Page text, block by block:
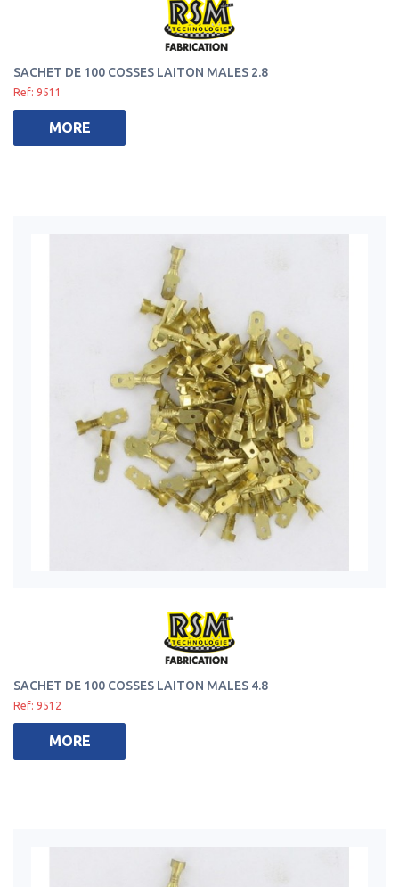
SACHET DE 100 COSSES LAITON MALES 2.8
Ref: 9511
MORE
SACHET DE 100 COSSES LAITON MALES 4.8
Ref: 9512
MORE